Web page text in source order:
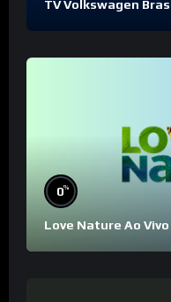
TV Volkswagen
0%
Love Nature Ao Vivo